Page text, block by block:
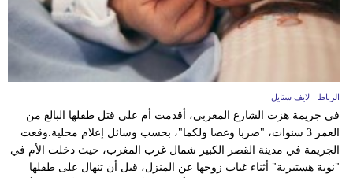
الرباط - لايف ستايل
في جريمة هزت الشارع المغربي، أقدمت أم على قتل طفلها البالغ من
العمر 3 سنوات، "ضربا وعضا ولكما"، بحسب وسائل إعلام محلية.وقعت
الجريمة في مدينة القصر الكبير شمال غرب المغرب، حيث دخلت الأم في
"نوبة هستيرية" أثناء غياب زوجها عن المنزل، قبل أن تنهال على طفلها